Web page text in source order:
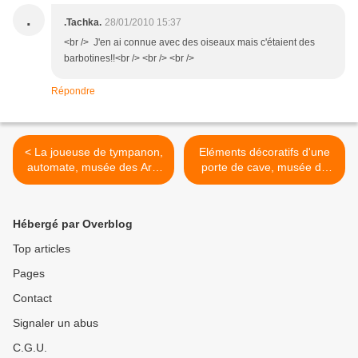
. .Tachka. 28/01/2010 15:37
<br /> J'en ai connue avec des oiseaux mais c'étaient des
barbotines!!<br /> <br /> <br />
Répondre
< La joueuse de tympanon,
automate, musée des Arts
et métiers
Eléments décoratifs d'une
porte de cave, musée du
vin, Paris >
Hébergé par Overblog
Top articles
Pages
Contact
Signaler un abus
C.G.U.